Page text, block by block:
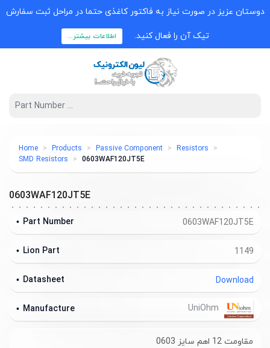
دوستان عزیز در صورت نیاز به فاکتور کاغذی حتما در مراحل ثبت سفارش
تیک آن را فعال کنید. اطلاعات بیشتر...
Home Products Passive Component
Resistors
SMD Resistors
0603WAF120JT5E
0603WAF120JT5E
0603WAF120JT5E
Part Number
1149
Lion Part
Download
Datasheet
Manufacture
مقاومت 12 اهم سایز 0603